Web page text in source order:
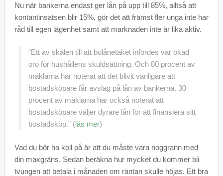
Nu när bankerna endast ger lån på upp till 85%, alltså att
kontantinsatsen blir 15%, gör det att främst fler unga inte har
råd till egen lägenhet samt att marknaden inte är lika aktiv.
”Ett av skälen till att bolånetaket infördes var ökad
oro för hushållens skuldsättning. Och 80 procent av
mäklarna har noterat att det blivit vanligare att
bostadsköpare får avslag på lån av bankerna. 30
procent av mäklarna har också noterat att
bostadsköpare väljer dyrare lån för att finansiera sitt
bostadsköp.” (läs mer)
Vad du bör ha koll på är att du måste vara noggrann med
din maxgräns. Sedan beräkna hur mycket du kommer bli
tvungen att betala i månaden om räntan skulle höjas. Ett bra